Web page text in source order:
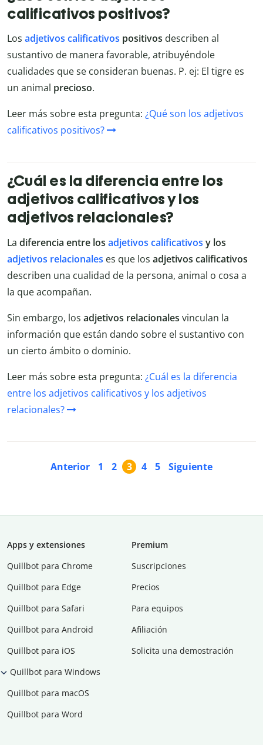
calificativos positivos?
Los adjetivos calificativos positivos describen al
sustantivo de manera favorable, atribuyéndole
cualidades que se consideran buenas. P. ej: El tigre es
un animal precioso.
Leer más sobre esta pregunta: ¿Qué son los adjetivos
calificativos positivos?
¿Cuál es la diferencia entre los
adjetivos calificativos y los
adjetivos relacionales?
La diferencia entre los adjetivos calificativos y los
adjetivos relacionales es que los adjetivos calificativos
describen una cualidad de la persona, animal o cosa a
la que acompañan.
Sin embargo, los adjetivos relacionales vinculan la
información que están dando sobre el sustantivo con
un cierto ámbito o dominio.
Leer más sobre esta pregunta: ¿Cuál es la diferencia
entre los adjetivos calificativos y los adjetivos
relacionales?
Anterior 1 2 3 4 5 Siguiente
Apps y extensiones
Quillbot para Chrome
Quillbot para Edge
Quillbot para Safari
Quillbot para Android
Quillbot para iOS
Quillbot para Windows
Quillbot para macOS
Quillbot para Word
Premium
Suscripciones
Precios
Para equipos
Afiliación
Solicita una demostración